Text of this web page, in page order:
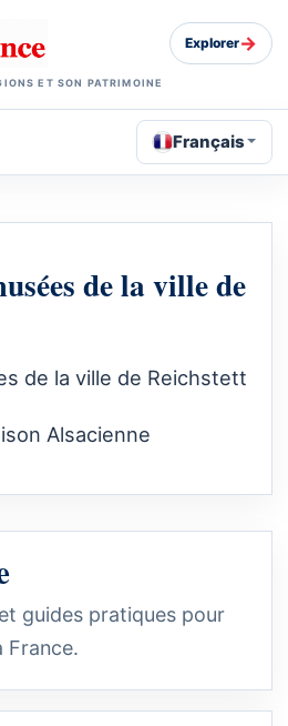
ET SON PATRIMOINE
Explorer→
Français
de la ville de
de la ville de Reichstett
Alsacienne
guides pratiques pour
France.